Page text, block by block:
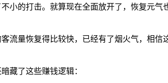
小的打击。就算现在全面放开了，恢复元
流量恢复得比较快，已经有了烟火气，相信
藏了这些赚钱逻辑：